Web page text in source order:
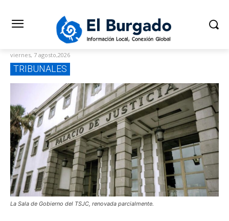
viernes, 7 agosto,2026
TRIBUNALES
La Sala de Gobierno del TSJC, renovada parcialmente.